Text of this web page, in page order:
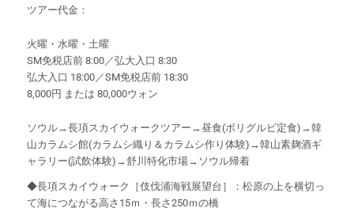
ツアー代金：
火曜・水曜・土曜
SM免税店前 8:00／弘大入口 8:30
弘大入口 18:00／SM免税店前 18:30
8,000円 または 80,000ウォン
ソウル→長項スカイウォークツアー→昼食(ボリグルビ定食)→韓
山カラムシ館(カラムシ織り＆カラムシ作り体験)→韓山素麹酒ギ
ャラリー(試飲体験)→舒川特化市場→ソウル帰着
◆長項スカイウォーク［伎伐浦海戦展望台］：松原の上を横切っ
て海につながる高さ15ｍ・長さ250ｍの橋